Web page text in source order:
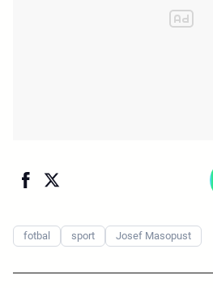
fotbal sport Josef Masopust